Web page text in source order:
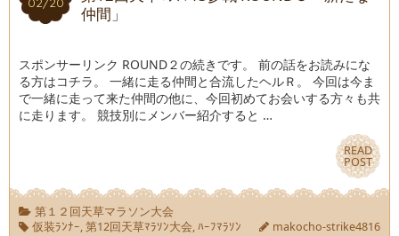
仲間」
スポンサーリンク ROUND２の続きです。 前の話をお読みにな
る方はコチラ。 一緒に走る仲間と合流したヘルＲ。 今回は今ま
で一緒に走って来た仲間の他に、今回初めてお会いする方々も共
に走ります。 競技別にメンバー紹介すると …
READ
POST
READ
POST
第１２回天草マラソン大会
仮装ﾗﾝﾅｰ,第12回天草ﾏﾗｿﾝ大会,ﾊｰﾌﾏﾗｿﾝ makocho-strike4816